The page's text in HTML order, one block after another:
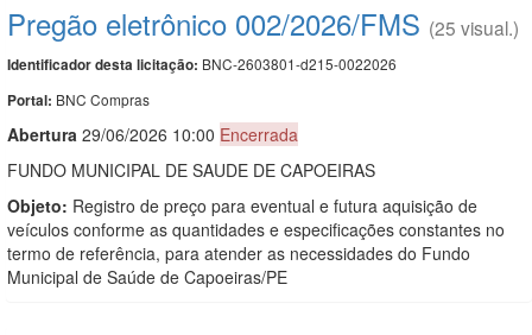
Pregão eletrônico 002/2026/FMS (25 visual.)
Identificador desta licitação: BNC-2603801-d215-0022026
Portal: BNC Compras
Abertura 29/06/2026 10:00 Encerrada
FUNDO MUNICIPAL DE SAUDE DE CAPOEIRAS
Objeto: Registro de preço para eventual e futura aquisição de
veículos conforme as quantidades e especificações constantes no
termo de referência, para atender as necessidades do Fundo
Municipal de Saúde de Capoeiras/PE